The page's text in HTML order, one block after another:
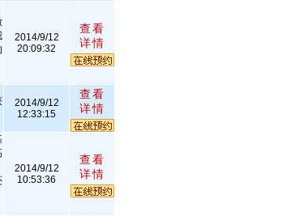
2014/9/12
20:09:32
查看
详情
2014/9/12
12:33:15
查看
详情
2014/9/12
10:53:36
查看
详情